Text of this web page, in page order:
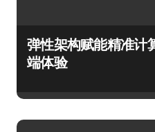
弹性架构赋能精准计
端体验